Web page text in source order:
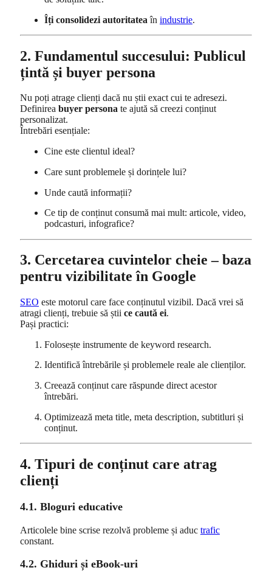
Îți consolidezi autoritatea în industrie.
2. Fundamentul succesului: Publicul
țintă și buyer persona
Nu poți atrage clienți dacă nu știi exact cui te adresezi.
Definirea buyer persona te ajută să creezi conținut
personalizat.
Întrebări esențiale:
Cine este clientul ideal?
Care sunt problemele și dorințele lui?
Unde caută informații?
Ce tip de conținut consumă mai mult: articole, video,
podcasturi, infografice?
3. Cercetarea cuvintelor cheie – baza
pentru vizibilitate în Google
SEO este motorul care face conținutul vizibil. Dacă vrei să
atragi clienți, trebuie să știi ce caută ei.
Pași practici:
Folosește instrumente de keyword research.
Identifică întrebările și problemele reale ale clienților.
Creează conținut care răspunde direct acestor
întrebări.
Optimizează meta title, meta description, subtitluri și
conținut.
4. Tipuri de conținut care atrag
clienți
4.1. Bloguri educative
Articolele bine scrise rezolvă probleme și aduc trafic
constant.
4.2. Ghiduri și eBook-uri